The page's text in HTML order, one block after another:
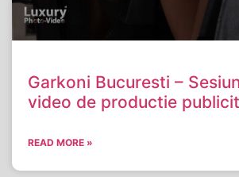
Garkoni Bucuresti –
video de productie
READ MORE »